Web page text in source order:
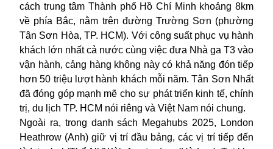
cách trung tâm Thành phố Hồ Chí Minh khoảng 8km
về phía Bắc, nằm trên đường Trường Sơn (phường
Tân Sơn Hòa, TP. HCM). Với công suất phục vụ hành
khách lớn nhất cả nước cùng việc đưa Nhà ga T3 vào
vận hành, cảng hàng không này có khả năng đón tiếp
hơn 50 triệu lượt hành khách mỗi năm. Tân Sơn Nhất
đã đóng góp mạnh mẽ cho sự phát triển kinh tế, chính
trị, du lịch TP. HCM nói riêng và Việt Nam nói chung.
Ngoài ra, trong danh sách Megahubs 2025, London
Heathrow (Anh) giữ vị trí đầu bảng, các vị trí tiếp đến